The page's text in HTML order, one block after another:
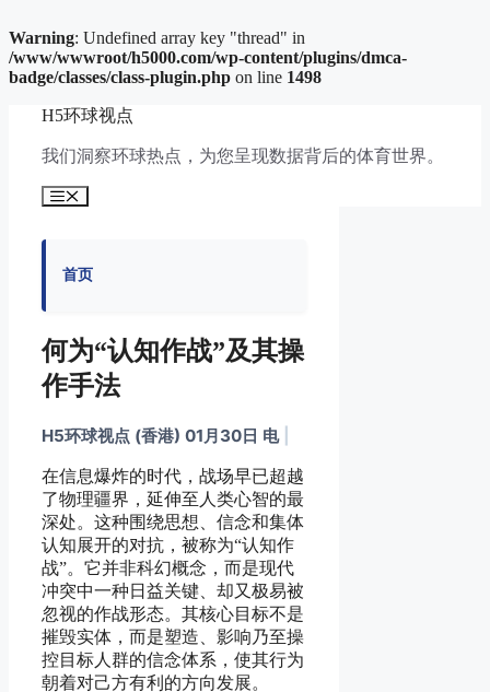
Warning: Undefined array key "thread" in
/www/wwwroot/h5000.com/wp-content/plugins/dmca-
badge/classes/class-plugin.php on line 1498
H5环球视点
我们洞察环球热点，为您呈现数据背后的体育世界。
菜
首页
何为“认知作战”及其操
作手法
H5环球视点 (香港) 01月30日 电
在信息爆炸的时代，战场早已超越
了物理疆界，延伸至人类心智的最
深处。这种围绕思想、信念和集体
认知展开的对抗，被称为“认知作
战”。它并非科幻概念，而是现代
冲突中一种日益关键、却又极易被
忽视的作战形态。其核心目标不是
摧毁实体，而是塑造、影响乃至操
控目标人群的信念体系，使其行为
朝着对己方有利的方向发展。